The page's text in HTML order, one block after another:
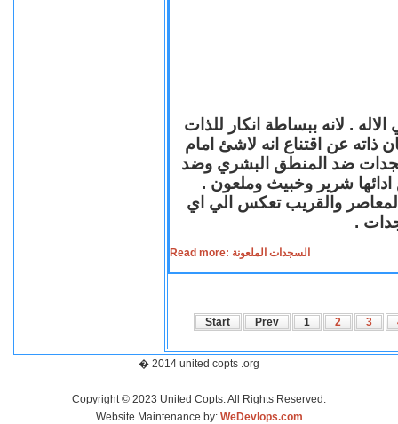
. لانه ببساطة انكار للذات
ذاته عن اقتناع انه لاشئ امام
ضد المنطق البشري وضد
ادائها شرير وخبيث وملعون .
المعاصر والقريب تعكس الي اي
.
Read more: السجدات الملعونة
Start Prev 1 2 3
� 2014 united copts .org
Copyright © 2023 United Copts. All Rights Reserved.
Website Maintenance by: WeDevlops.com